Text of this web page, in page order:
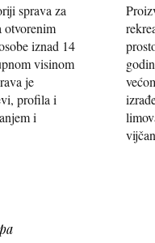
sprava za
otvorenim
iznad 14
visinom
je
profila i
i